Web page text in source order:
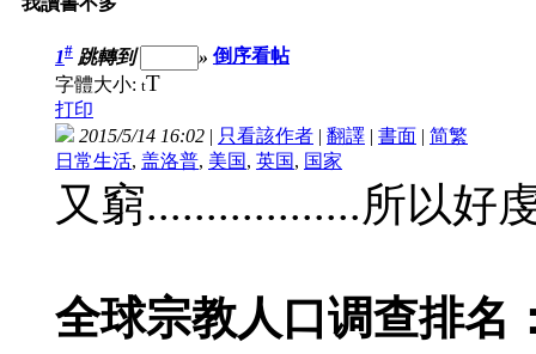
1# 跳轉到 » 倒序看帖
字體大小: tT
打印
2015/5/14 16:02 | 只看該作者 | 翻譯 | 書面 | 简繁
日常生活, 盖洛普, 美国, 英国, 国家
又窮..................所以好
全球宗教人口调查排名